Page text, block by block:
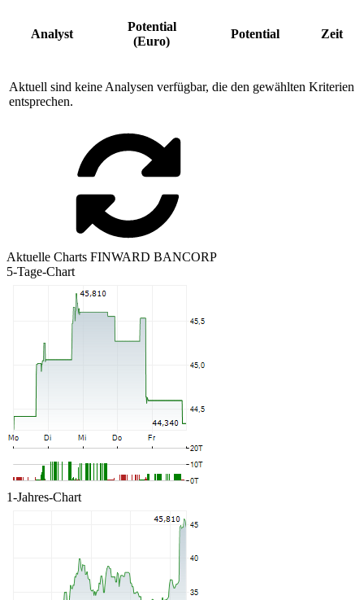
Analyst
Potential
(Euro)
Potential Zeit
Aktuell sind keine Analysen verfügbar, die den gewählten Kriterien
entsprechen.
Aktuelle Charts FINWARD BANCORP
5-Tage-Chart
1-Jahres-Chart